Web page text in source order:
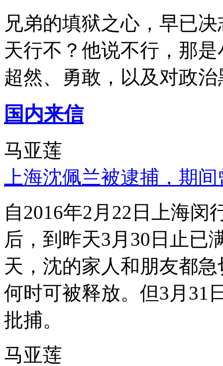
兄弟的填狱之心，早已
天行不？他说不行，那
超然、勇敢，以及对政
国内来信
马亚莲
上海沈佩兰被逮捕，期
自2016年2月22日上海
后，到昨天3月30日止已
天，沈的家人和朋友都
何时可被释放。但3月31
批捕。
马亚莲